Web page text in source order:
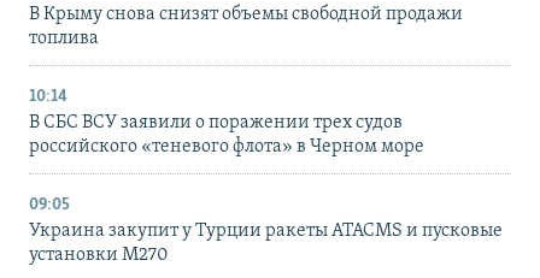
В Крыму снова снизят объемы свободной продажи
топлива
10:14
В СБС ВСУ заявили о поражении трех судов
российского «теневого флота» в Черном море
09:05
Украина закупит у Турции ракеты ATACMS и пусковые
установки M270